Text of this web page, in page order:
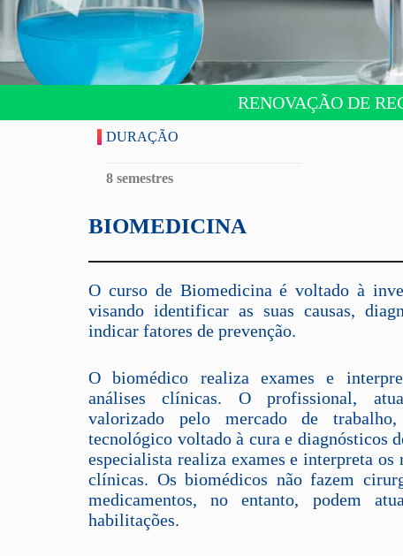
RENOVAÇÃO DE
DURAÇÃO
8 semestres
BIOMEDICINA
O curso de Biomedicina é voltado à
visando identificar as suas causas,
indicar fatores de prevenção.
O biomédico realiza exames e
análises clínicas. O profissional,
valorizado pelo mercado de
tecnológico voltado à cura e diagnósticos
especialista realiza exames e interpreta os
clínicas. Os biomédicos não fazem
medicamentos, no entanto, podem
habilitações.